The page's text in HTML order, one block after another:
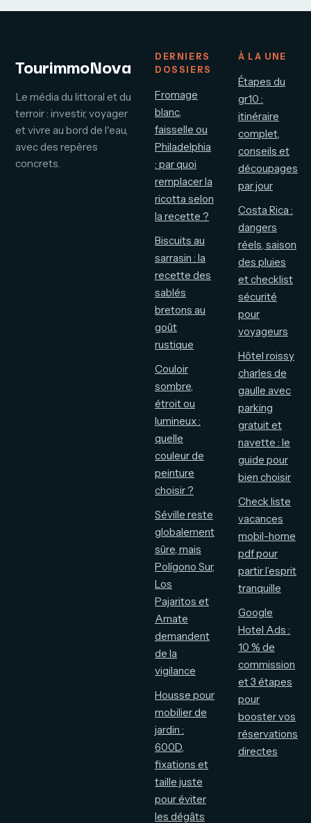
TourimmoNova
Le média du littoral et du
terroir : investir, voyager
et vivre au bord de l'eau,
avec des repères
concrets.
DERNIERS
DOSSIERS
Fromage
blanc,
faisselle ou
Philadelphia
: par quoi
remplacer la
ricotta selon
la recette ?
Biscuits au
sarrasin : la
recette des
sablés
bretons au
goût
rustique
Couloir
sombre,
étroit ou
lumineux :
quelle
couleur de
peinture
choisir ?
Séville reste
globalement
sûre, mais
Polígono Sur,
Los
Pajaritos et
Amate
demandent
de la
vigilance
Housse pour
mobilier de
jardin :
600D,
fixations et
taille juste
pour éviter
les dégâts
À LA UNE
Étapes du
gr10 :
itinéraire
complet,
conseils et
découpages
par jour
Costa Rica :
dangers
réels, saison
des pluies
et checklist
sécurité
pour
voyageurs
Hôtel roissy
charles de
gaulle avec
parking
gratuit et
navette : le
guide pour
bien choisir
Check liste
vacances
mobil-home
pdf pour
partir l’esprit
tranquille
Google
Hotel Ads :
10 % de
commission
et 3 étapes
pour
booster vos
réservations
directes